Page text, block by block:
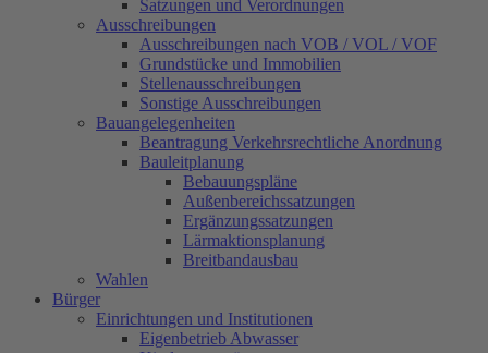
Satzungen und Verordnungen
Ausschreibungen
Ausschreibungen nach VOB / VOL / VOF
Grundstücke und Immobilien
Stellenausschreibungen
Sonstige Ausschreibungen
Bauangelegenheiten
Beantragung Verkehrsrechtliche Anordnung
Bauleitplanung
Bebauungspläne
Außenbereichssatzungen
Ergänzungssatzungen
Lärmaktionsplanung
Breitbandausbau
Wahlen
Bürger
Einrichtungen und Institutionen
Eigenbetrieb Abwasser